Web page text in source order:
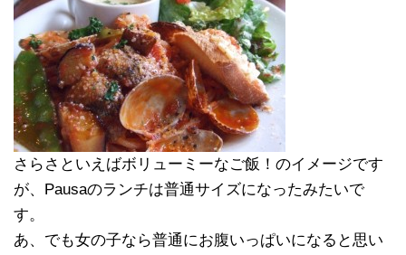
さらさといえばボリューミーなご飯！のイメージです
が、Pausaのランチは普通サイズになったみたいで
す。
あ、でも女の子なら普通にお腹いっぱいになると思い